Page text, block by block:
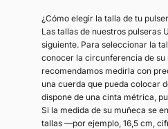
¿Cómo elegir la talla de tu
Las tallas de nuestros pulseras
siguiente. Para seleccionar la
conocer la circunferencia de
recomendamos medirla con
una cuerda que pueda colocar
dispone de una cinta métrica,
Si la medida de su muñeca se
tallas —por ejemplo, 16,5 cm,